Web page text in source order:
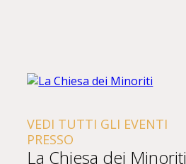
VEDI TUTTI GLI EVENTI
PRESSO
La Chiesa dei Minoriti